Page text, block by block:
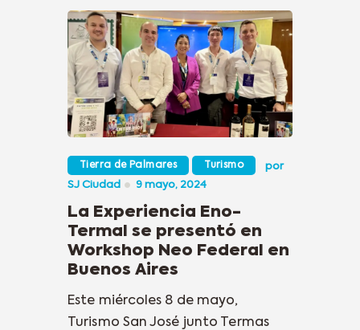
Tierra de Palmares Turismo
por
SJ Ciudad
9 mayo, 2024
La Experiencia Eno-
Termal se presentó en
Workshop Neo Federal en
Buenos Aires
Este miércoles 8 de mayo,
Turismo San José junto Termas